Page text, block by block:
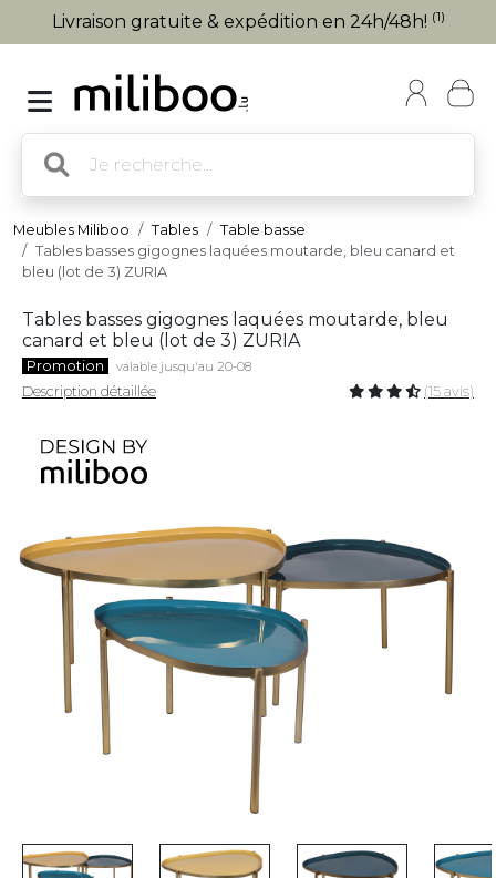
Livraison gratuite & expédition en 24h/48h! (1)
Meubles Miliboo Tables
Table basse
Tables basses gigognes laquées moutarde, bleu canard et
bleu (lot de 3) ZURIA
Tables basses gigognes laquées moutarde, bleu
canard et bleu (lot de 3) ZURIA
Promotion valable jusqu'au 20-08
Description détaillée (15 avis)